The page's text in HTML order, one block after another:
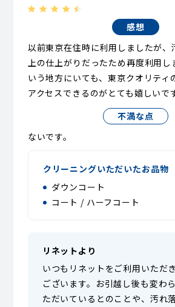
感想
以前東京在住時に利用しましたが、
上の仕上がりだったため再度利用し
いう地方にいても、東京クオリティ
アクセスできるのがとても嬉しいで
不満な点
ないです。
クリーニングいただいたお品物
ダウンコート
コート / ハーフコート
リネットより
いつもリネットをご利用いただ
ございます。お引越し後も変わ
ただいているとのことや、汚れ